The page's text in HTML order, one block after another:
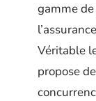
gamme
Véritable
propose